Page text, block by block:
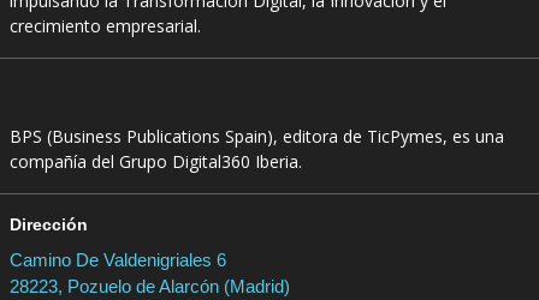
crecimiento empresarial.
BPS (Business Publications Spain), editora de TicPymes, es una
compañía del Grupo Digital360 Iberia.
Dirección
Camino De Valdenigriales 6
28223, Pozuelo de Alarcón (Madrid)